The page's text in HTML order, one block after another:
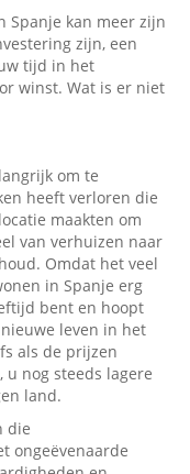
Spanje kan meer zijn
zijn, een
tijd in het
winst. Wat is er niet
om te
heeft verloren die
maakten om
van verhuizen naar
Omdat het veel
in Spanje erg
bent en hoopt
leven in het
als de prijzen
nog steeds lagere
land.
die
ongeëvenaarde